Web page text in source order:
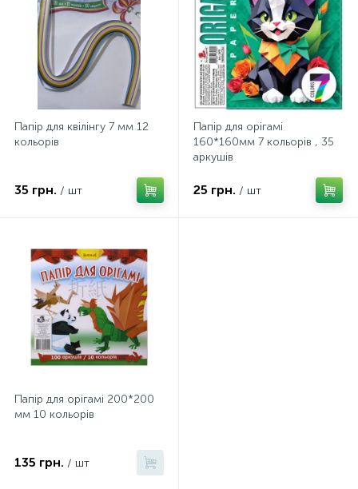
Папір для квілінгу 7 мм 12
кольорів
35 грн. / шт
Папір для орігамі
160*160мм 7 кольорів , 35
аркушів
25 грн. / шт
Папір для орігамі 200*200
мм 10 кольорів
135 грн. / шт